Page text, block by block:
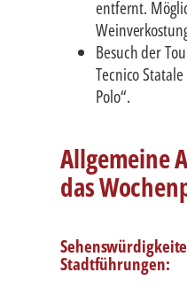
entfernt.
Besuch der
Tecnico
Polo“.
Allgemeine
das
Stadtführungen: